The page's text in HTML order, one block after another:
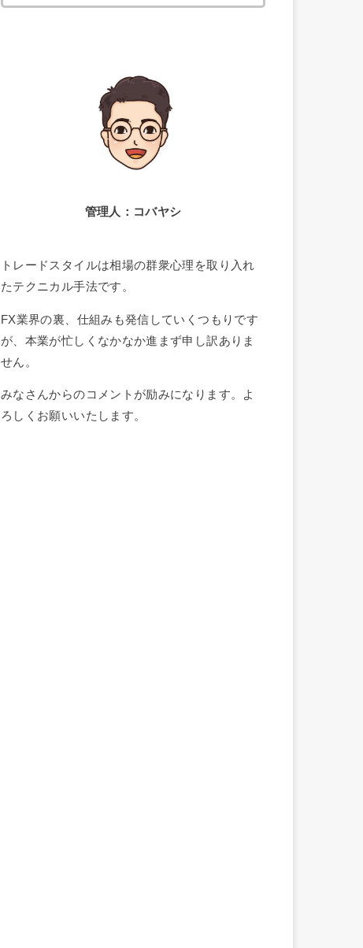
索:
管理人：コバヤシ
トレードスタイルは相場の群衆心理を取り入れ
たテクニカル手法です。
FX業界の裏、仕組みも発信していくつもりです
が、本業が忙しくなかなか進まず申し訳ありま
せん。
みなさんからのコメントが励みになります。よ
ろしくお願いいたします。